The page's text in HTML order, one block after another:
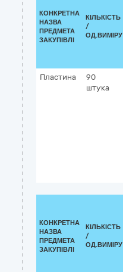
КОНКРЕТНА
НАЗВА
ПРЕДМЕТА
ЗАКУПІВЛІ
КІЛЬКІСТЬ
/
ОД.ВИМІРУ
Пластина
90
штука
КОНКРЕТНА
НАЗВА
ПРЕДМЕТА
ЗАКУПІВЛІ
КІЛЬКІСТЬ
/
ОД.ВИМІРУ